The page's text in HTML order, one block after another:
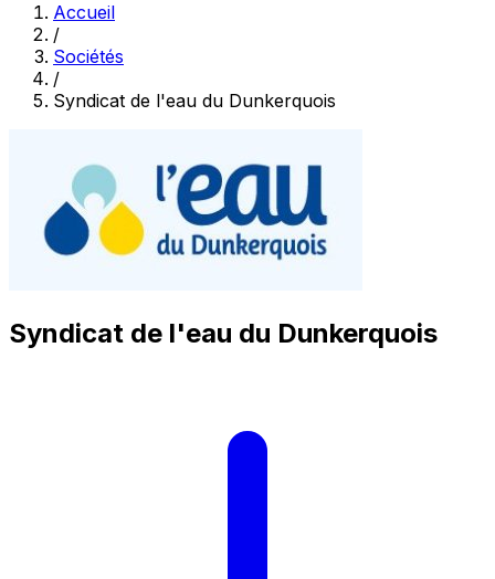
Accueil
/
Sociétés
/
Syndicat de l'eau du Dunkerquois
Syndicat de l'eau du Dunkerquois